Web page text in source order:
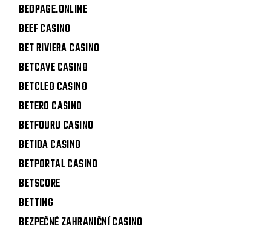
BEDPAGE.ONLINE
BEEF CASINO
BET RIVIERA CASINO
BETCAVE CASINO
BETCLEO CASINO
BETERO CASINO
BETFOURU CASINO
BETIDA CASINO
BETPORTAL CASINO
BETSCORE
BETTING
BEZPEČNÉ ZAHRANIČNÍ CASINO